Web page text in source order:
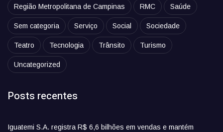
Região Metropolitana de Campinas RMC Saúde
Sem categoria Serviço Social Sociedade
Teatro Tecnologia Trânsito Turismo
Uncategorized
Posts recentes
Iguatemi S.A. registra R$ 6,6 bilhões em vendas e mantém